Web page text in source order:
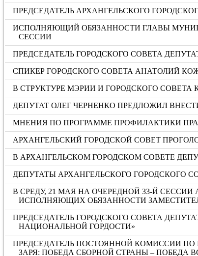
ПРЕДСЕДАТЕЛЬ АРХАНГЕЛЬСКОГО
ИСПОЛНЯЮЩИЙ ОБЯЗАННОСТИ ГЛАВЫ
СЕССИИ
ПРЕДСЕДАТЕЛЬ ГОРОДСКОГО СОВЕТА
СПИКЕР ГОРОДСКОГО СОВЕТА АНАТОЛИЙ
В СТРУКТУРЕ МЭРИИ И ГОРОДСКОГО
ДЕПУТАТ ОЛЕГ ЧЕРНЕНКО ПРЕДЛОЖИЛ
МНЕНИЯ ПО ПРОГРАММЕ ПРОФИЛАКТИКИ
АРХАНГЕЛЬСКИЙ ГОРОДСКОЙ СОВЕТ
В АРХАНГЕЛЬСКОМ ГОРОДСКОМ СОВЕТЕ
ДЕПУТАТЫ АРХАНГЕЛЬСКОГО ГОРОДСКОГО
В СРЕДУ, 21 МАЯ НА ОЧЕРЕДНОЙ 33-Й
ИСПОЛНЯЮЩИХ ОБЯЗАННОСТИ
ПРЕДСЕДАТЕЛЬ ГОРОДСКОГО СОВЕТА
НАЦИОНАЛЬНОЙ ГОРДОСТИ»
ПРЕДСЕДАТЕЛЬ ПОСТОЯННОЙ КОМИССИИ ПО
ЗАРЯ: ПОБЕДА СБОРНОЙ СТРАНЫ – ПОБЕДА